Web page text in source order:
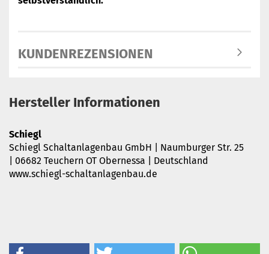
KUNDENREZENSIONEN
Hersteller Informationen
Schiegl
Schiegl Schaltanlagenbau GmbH | Naumburger Str. 25
| 06682 Teuchern OT Obernessa | Deutschland
www.schiegl-schaltanlagenbau.de